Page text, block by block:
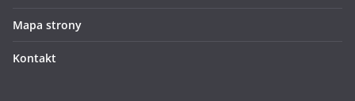
Mapa strony
Kontakt